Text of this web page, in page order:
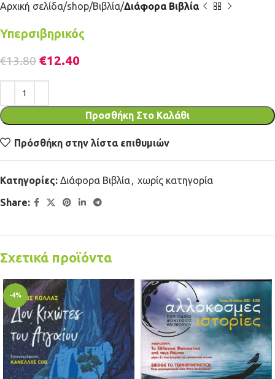
Αρχική σελίδα shop Βιβλία Διάφορα Βιβλία
Υπερσιβηρικός
€13.80 €12.40
Προσθήκη Στο Καλάθι
Πρόσθήκη στην λίστα επιθυμιών
Κατηγορίες: Διάφορα Βιβλία, χωρίς κατηγορία
Share:
Σχετικά προϊόντα
-4%